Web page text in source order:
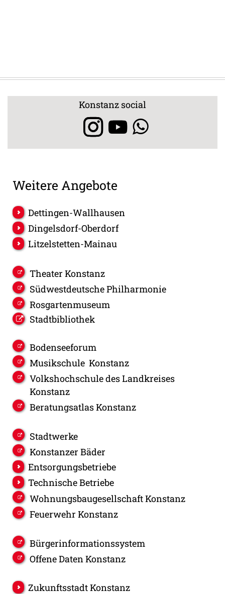
Konstanz social
Weitere Angebote
Dettingen-Wallhausen
Dingelsdorf-Oberdorf
Litzelstetten-Mainau
Theater Konstanz
Südwestdeutsche Philharmonie
Rosgartenmuseum
Stadtbibliothek
Bodenseeforum
Musikschule Konstanz
Volkshochschule des Landkreises
Konstanz
Beratungsatlas Konstanz
Stadtwerke
Konstanzer Bäder
Entsorgungsbetriebe
Technische Betriebe
Wohnungsbaugesellschaft Konstanz
Feuerwehr Konstanz
Bürgerinformationssystem
Offene Daten Konstanz
Zukunftsstadt Konstanz